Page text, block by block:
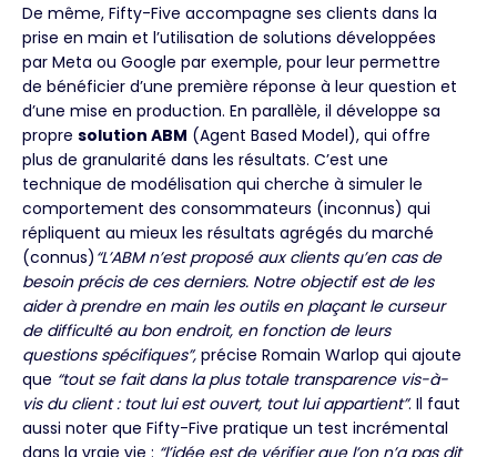
De même, Fifty-Five accompagne ses clients dans la
prise en main et l’utilisation de solutions développées
par Meta ou Google par exemple, pour leur permettre
de bénéficier d’une première réponse à leur question et
d’une mise en production. En parallèle, il développe sa
propre solution ABM (Agent Based Model), qui offre
plus de granularité dans les résultats. C’est une
technique de modélisation qui cherche à simuler le
comportement des consommateurs (inconnus) qui
répliquent au mieux les résultats agrégés du marché
(connus) “L’ABM n’est proposé aux clients qu’en cas de
besoin précis de ces derniers. Notre objectif est de les
aider à prendre en main les outils en plaçant le curseur
de difficulté au bon endroit, en fonction de leurs
questions spécifiques”, précise Romain Warlop qui ajoute
que “tout se fait dans la plus totale transparence vis-à-
vis du client : tout lui est ouvert, tout lui appartient”. Il faut
aussi noter que Fifty-Five pratique un test incrémental
dans la vraie vie : “l’idée est de vérifier que l’on n’a pas dit